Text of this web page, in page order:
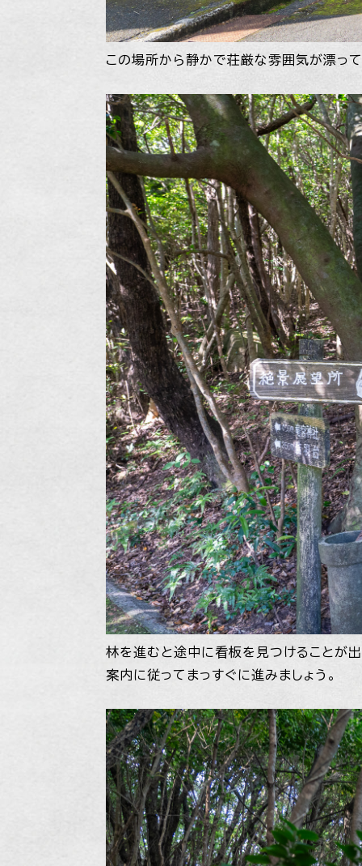
この場所から静かで荘厳な雰囲気が漂って
林を進むと途中に看板を見つけることが出
案内に従ってまっすぐに進みましょう。